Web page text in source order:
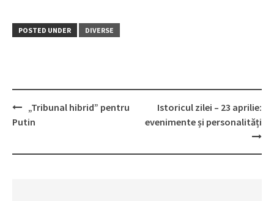
POSTED UNDER DIVERSE
Post
„Tribunal hibrid” pentru
Putin
Istoricul zilei – 23 aprilie:
evenimente și personalități